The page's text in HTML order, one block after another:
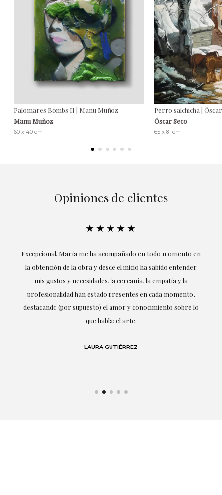
Palomares Bombs II | Manu Muñoz
Manu Muñoz
60 x 40 cm
Perro salchicha |
Óscar Seco
65 x 81 cm
Opiniones de clientes
★★★★★
Excepcional. María me ha acompañado en todo momento en
la obtención de la obra y desde el inicio ha sabido entender
mis gustos y necesidades, la cercanía, la empatía y la
profesionalidad han estado presentes en cada momento,
destacando (por supuesto) el amor y conocimiento sobre lo
que habla: el arte.
LAURA GUTIÉRREZ